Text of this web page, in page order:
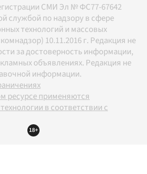
СМИ Эл № ФС77-67642
службой по надзору в сфере
технологий и массовых
10.11.2016 г. Редакция не
за достоверность информации,
объявлениях. Редакция не
информации.
ресурсе применяются
в соответствии с
18+